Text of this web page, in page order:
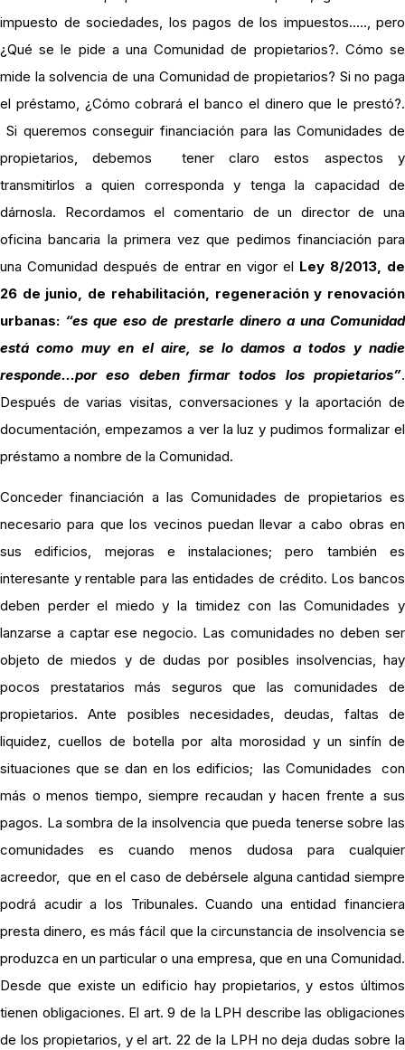
impuesto de sociedades, los pagos de los impuestos….., pero
¿Qué se le pide a una Comunidad de propietarios?. Cómo se
mide la solvencia de una Comunidad de propietarios? Si no paga
el préstamo, ¿Cómo cobrará el banco el dinero que le prestó?.
Si queremos conseguir financiación para las Comunidades de
propietarios, debemos tener claro estos aspectos y
transmitirlos a quien corresponda y tenga la capacidad de
dárnosla. Recordamos el comentario de un director de una
oficina bancaria la primera vez que pedimos financiación para
una Comunidad después de entrar en vigor el Ley 8/2013, de
26 de junio, de rehabilitación, regeneración y renovación
urbanas: “es que eso de prestarle dinero a una Comunidad
está como muy en el aire, se lo damos a todos y nadie
responde…por eso deben firmar todos los propietarios”.
Después de varias visitas, conversaciones y la aportación de
documentación, empezamos a ver la luz y pudimos formalizar el
préstamo a nombre de la Comunidad.
Conceder financiación a las Comunidades de propietarios es
necesario para que los vecinos puedan llevar a cabo obras en
sus edificios, mejoras e instalaciones; pero también es
interesante y rentable para las entidades de crédito. Los bancos
deben perder el miedo y la timidez con las Comunidades y
lanzarse a captar ese negocio. Las comunidades no deben ser
objeto de miedos y de dudas por posibles insolvencias, hay
pocos prestatarios más seguros que las comunidades de
propietarios. Ante posibles necesidades, deudas, faltas de
liquidez, cuellos de botella por alta morosidad y un sinfín de
situaciones que se dan en los edificios; las Comunidades con
más o menos tiempo, siempre recaudan y hacen frente a sus
pagos. La sombra de la insolvencia que pueda tenerse sobre las
comunidades es cuando menos dudosa para cualquier
acreedor, que en el caso de debérsele alguna cantidad siempre
podrá acudir a los Tribunales. Cuando una entidad financiera
presta dinero, es más fácil que la circunstancia de insolvencia se
produzca en un particular o una empresa, que en una Comunidad.
Desde que existe un edificio hay propietarios, y estos últimos
tienen obligaciones. El art. 9 de la LPH describe las obligaciones
de los propietarios, y el art. 22 de la LPH no deja dudas sobre la